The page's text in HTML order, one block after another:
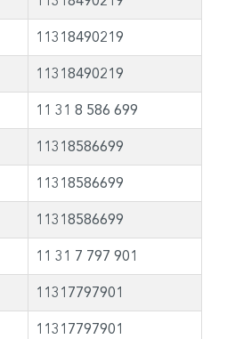
11318490219
11318490219
11 31 8 586 699
11318586699
11318586699
11318586699
11 31 7 797 901
11317797901
11317797901